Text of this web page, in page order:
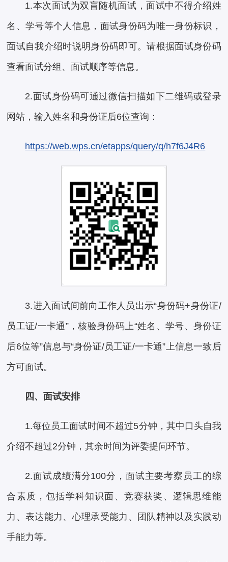
1.本次面试为双盲随机面试，面试中不得介绍姓
名、学号等个人信息，面试身份码为唯一身份标识，
面试自我介绍时说明身份码即可。请根据面试身份码
查看面试分组、面试顺序等信息。
2.面试身份码可通过微信扫描如下二维码或登录
网站，输入姓名和身份证后6位查询：
https://web.wps.cn/etapps/query/q/h7f6J4R6
3.进入面试间前向工作人员出示“身份码+身份证/
员工证/一卡通”，核验身份码上“姓名、学号、身份证
后6位等”信息与“身份证/员工证/一卡通”上信息一致后
方可面试。
四、面试安排
1.每位员工面试时间不超过5分钟，其中口头自我
介绍不超过2分钟，其余时间为评委提问环节。
2.面试成绩满分100分，面试主要考察员工的综
合素质，包括学科知识面、竞赛获奖、逻辑思维能
力、表达能力、心理承受能力、团队精神以及实践动
手能力等。